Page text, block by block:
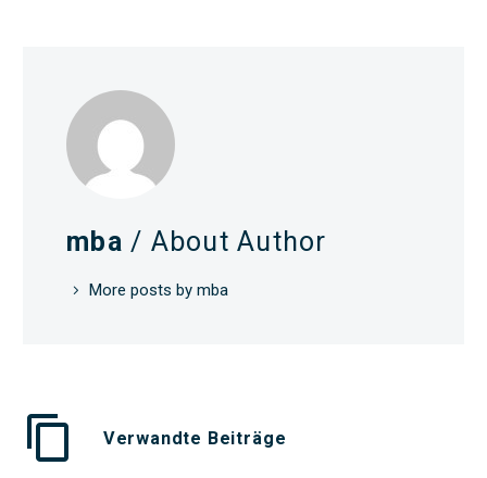
mba / About Author
More posts by mba
Verwandte Beiträge